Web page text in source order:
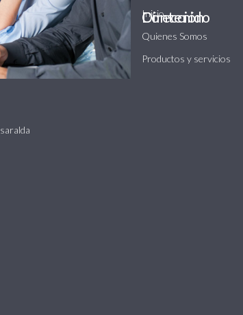
Dirección
Contenido
Inicio
Quienes Somos
Productos y servicios